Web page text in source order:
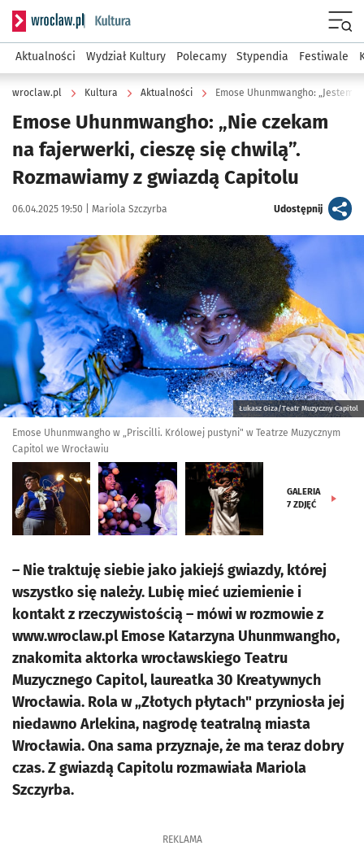
Serwis informacyjny wroclaw.pl podserwis: Kultura
Aktualności Wydział Kultury Polecamy Stypendia Festiwale
wroclaw.pl Kultura Aktualności Emose Uhunmwangho: „Jestem
Emose Uhunmwangho: „Nie czekam
na fajerwerki, cieszę się chwilą”.
Rozmawiamy z gwiazdą Capitolu
Data publikacji:
06.04.2025 19:50 | Autor:
Mariola Szczyrba Udostępnijartykuł
Kliknij, aby zobaczyć galerię
Łukasz Giza/Teatr Muzyczny Capitol
Emose Uhunmwangho w „Priscilli. Królowej pustyni" w Teatrze Muzycznym
Capitol we Wrocławiu
GALERIA
7 ZDJĘĆ
– Nie traktuję siebie jako jakiejś gwiazdy, której
wszystko się należy. Lubię mieć uziemienie i
kontakt z rzeczywistością – mówi w rozmowie z
www.wroclaw.pl Emose Katarzyna Uhunmwangho,
znakomita aktorka wrocławskiego Teatru
Muzycznego Capitol, laureatka 30 Kreatywnych
Wrocławia. Rola w „Złotych płytach" przyniosła jej
niedawno Arlekina, nagrodę teatralną miasta
Wrocławia. Ona sama przyznaje, że ma teraz dobry
czas. Z gwiazdą Capitolu rozmawiała Mariola
Szczyrba.
REKLAMA